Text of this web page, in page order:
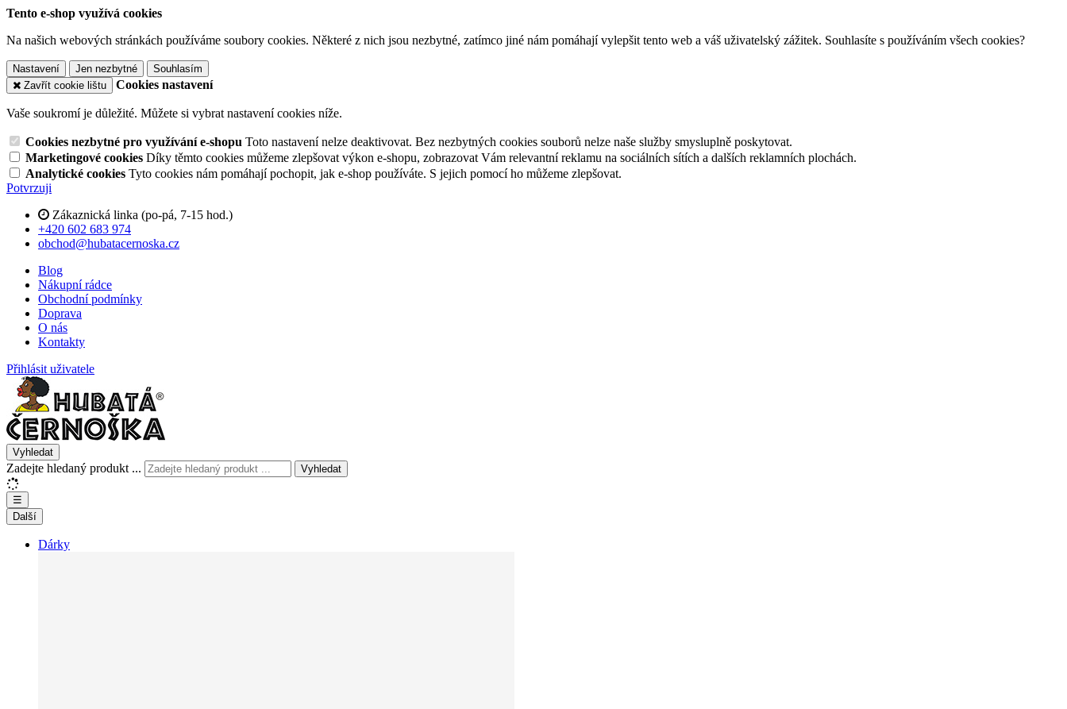
Tento e-shop využívá cookies
Na našich webových stránkách používáme soubory cookies. Některé z nich jsou nezbytné, zatímco jiné nám pomáhají vylepšit tento web a váš uživatelský zážitek. Souhlasíte s používáním všech cookies?
Nastavení Jen nezbytné
Souhlasím
Zavřít cookie lištu
Cookies nastavení
Vaše soukromí je důležité. Můžete si vybrat nastavení cookies níže.
Cookies nezbytné pro využívání e-shopu Toto nastavení nelze deaktivovat. Bez nezbytných cookies souborů nelze naše služby smysluplně poskytovat.
Marketingové cookies Díky těmto cookies můžeme zlepšovat výkon e-shopu, zobrazovat Vám relevantní reklamu na sociálních sítích a dalších reklamních plochách.
Analytické cookies Tyto cookies nám pomáhají pochopit, jak e-shop používáte. S jejich pomocí ho můžeme zlepšovat.
Potvrzuji
Zákaznická linka (po-pá, 7-15 hod.)
+420 602 683 974
obchod@hubatacernoska.cz
Blog
Nákupní rádce
Obchodní podmínky
Doprava
O nás
Kontakty
Přihlásit uživatele
Vyhledat
Zadejte hledaný produkt ... Vyhledat
☰
Další
Dárky